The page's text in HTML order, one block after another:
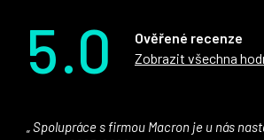
5.0
Ověřené recenze
Zobrazit všechna